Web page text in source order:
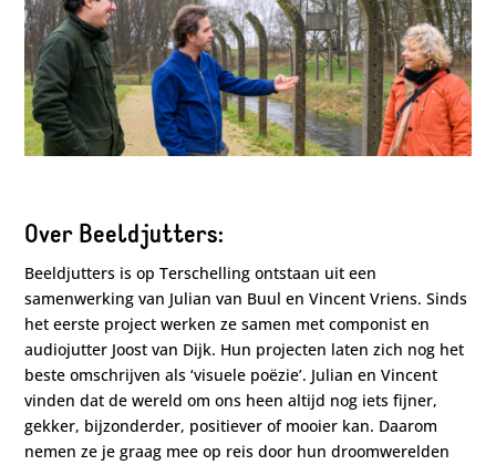
Over Beeldjutters:
Beeldjutters is op Terschelling ontstaan uit een
samenwerking van Julian van Buul en Vincent Vriens. Sinds
het eerste project werken ze samen met componist en
audiojutter Joost van Dijk. Hun projecten laten zich nog het
beste omschrijven als ‘visuele poëzie’. Julian en Vincent
vinden dat de wereld om ons heen altijd nog iets fijner,
gekker, bijzonderder, positiever of mooier kan. Daarom
nemen ze je graag mee op reis door hun droomwerelden